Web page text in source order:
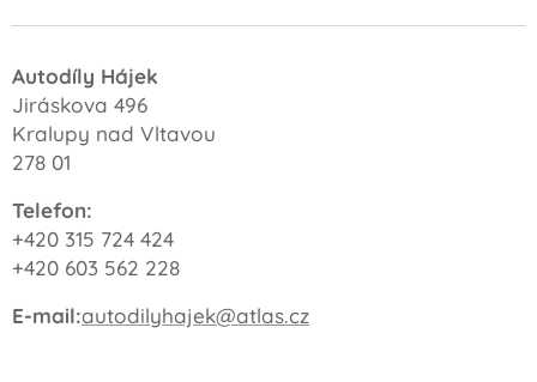
Autodíly Hájek
Jiráskova 496
Kralupy nad Vltavou
278 01
Telefon:
+420 315 724 424
+420 603 562 228
E-mail:autodilyhajek@atlas.cz